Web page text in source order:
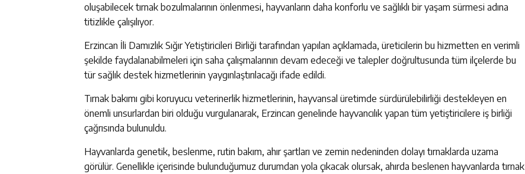
oluşabilecek tırnak bozulmalarının önlenmesi, hayvanların daha konforlu ve sağlıklı bir yaşam sürmesi adına
titizlikle çalışılıyor.
Erzincan İli Damızlık Sığır Yetiştiricileri Birliği tarafından yapılan açıklamada, üreticilerin bu hizmetten en verimli
şekilde faydalanabilmeleri için saha çalışmalarının devam edeceği ve talepler doğrultusunda tüm ilçelerde bu
tür sağlık destek hizmetlerinin yaygınlaştırılacağı ifade edildi.
Tırnak bakımı gibi koruyucu veterinerlik hizmetlerinin, hayvansal üretimde sürdürülebilirliği destekleyen en
önemli unsurlardan biri olduğu vurgulanarak, Erzincan genelinde hayvancılık yapan tüm yetiştiricilere iş birliği
çağrısında bulunuldu.
Hayvanlarda genetik, beslenme, rutin bakım, ahır şartları ve zemin nedeninden dolayı tırnaklarda uzama
görülür. Genellikle içerisinde bulunduğumuz durumdan yola çıkacak olursak, ahırda beslenen hayvanlarda tırnak